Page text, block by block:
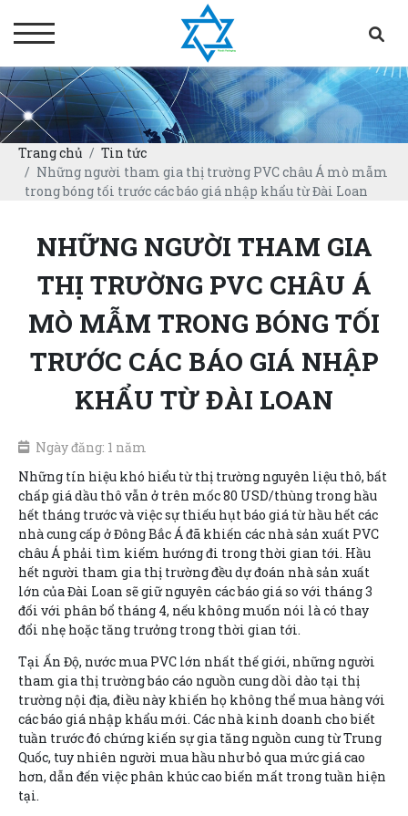
Trang chủ
Tin tức
Những người tham gia thị trường PVC châu Á mò mẫm
trong bóng tối trước các báo giá nhập khẩu từ Đài Loan
NHỮNG NGƯỜI THAM GIA
THỊ TRƯỜNG PVC CHÂU Á
MÒ MẪM TRONG BÓNG TỐI
TRƯỚC CÁC BÁO GIÁ NHẬP
KHẨU TỪ ĐÀI LOAN
Ngày đăng: 1 năm
Những tín hiệu khó hiểu từ thị trường nguyên liệu thô, bất
chấp giá dầu thô vẫn ở trên mốc 80 USD/thùng trong hầu
hết tháng trước và việc sự thiếu hụt báo giá từ hầu hết các
nhà cung cấp ở Đông Bắc Á đã khiến các nhà sản xuất PVC
châu Á phải tìm kiếm hướng đi trong thời gian tới. Hầu
hết người tham gia thị trường đều dự đoán nhà sản xuất
lớn của Đài Loan sẽ giữ nguyên các báo giá so với tháng 3
đối với phân bổ tháng 4, nếu không muốn nói là có thay
đổi nhẹ hoặc tăng trưởng trong thời gian tới.
Tại Ấn Độ, nước mua PVC lớn nhất thế giới, những người
tham gia thị trường báo cáo nguồn cung dồi dào tại thị
trường nội địa, điều này khiến họ không thể mua hàng với
các báo giá nhập khẩu mới. Các nhà kinh doanh cho biết
tuần trước đó chứng kiến sự gia tăng nguồn cung từ Trung
Quốc, tuy nhiên người mua hầu như bỏ qua mức giá cao
hơn, dẫn đến việc phân khúc cao biến mất trong tuần hiện
tại.